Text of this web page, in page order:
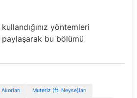
yöntemleri
bu bölümü
Muteriz (ft. Neyse)ları